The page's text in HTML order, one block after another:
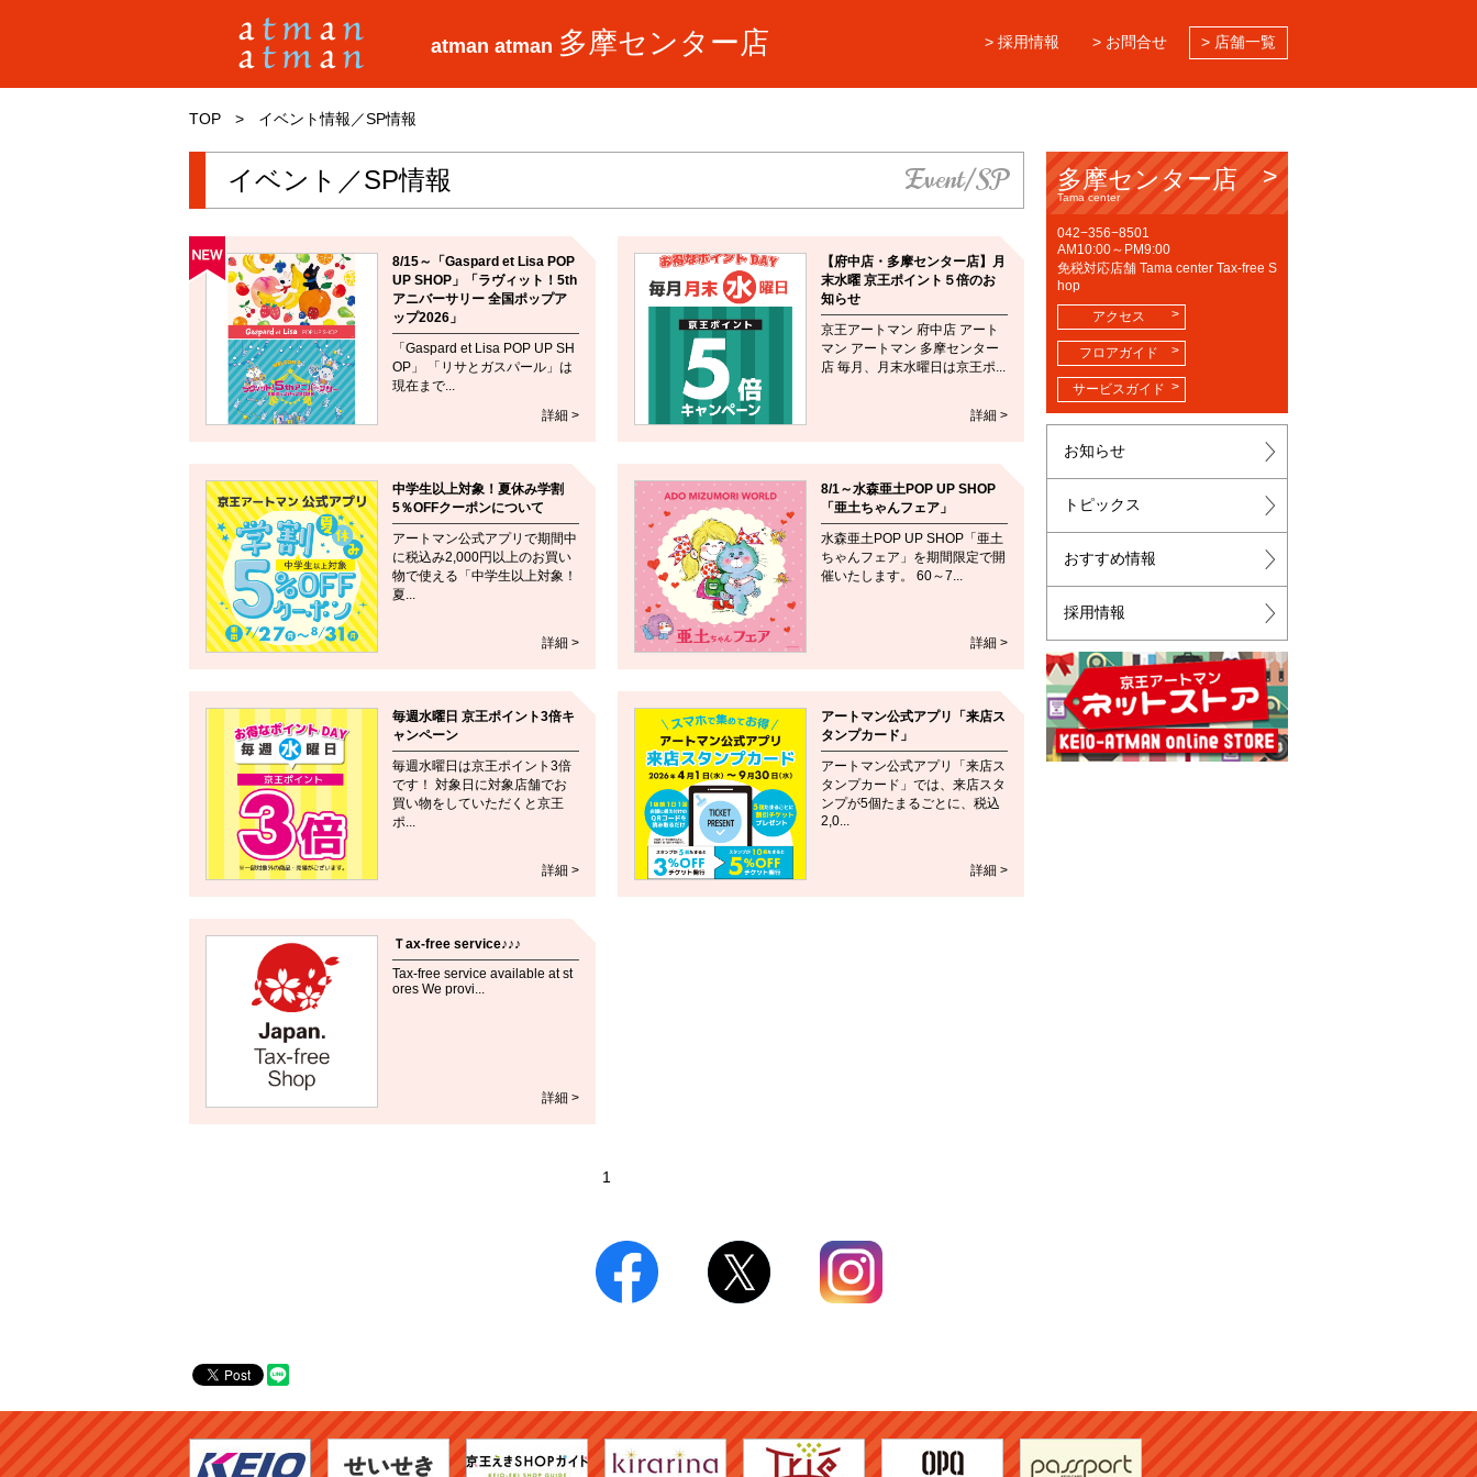
atman atman 多摩センター店 > 採用情報 > お問合せ > 店舗一覧
TOP > イベント情報／SP情報
イベント／SP情報 Event/SP
8/15～「Gaspard et Lisa POP
UP SHOP」「ラヴィット！5th
アニバーサリー 全国ポップア
ップ2026」
「Gaspard et Lisa POP UP SH
OP」 「リサとガスパール」は
現在まで...
詳細 >
【府中店・多摩センター店】月
末水曜 京王ポイント５倍のお
知らせ
京王アートマン 府中店 アート
マン アートマン 多摩センター
店 毎月、月末水曜日は京王ポ...
詳細 >
中学生以上対象！夏休み学割
5％OFFクーポンについて
アートマン公式アプリで期間中
に税込み2,000円以上のお買い
物で使える「中学生以上対象！
夏...
詳細 >
8/1～水森亜土POP UP SHOP
「亜土ちゃんフェア」
水森亜土POP UP SHOP「亜土
ちゃんフェア」を期間限定で開
催いたします。 60～7...
詳細 >
毎週水曜日 京王ポイント3倍キ
ャンペーン
毎週水曜日は京王ポイント3倍
です！ 対象日に対象店舗でお
買い物をしていただくと京王
ポ...
詳細 >
アートマン公式アプリ「来店ス
タンプカード」
アートマン公式アプリ「来店ス
タンプカード」では、来店スタ
ンプが5個たまるごとに、税込
2,0...
詳細 >
Ｔax-free service♪♪♪
Tax-free service available at st
ores We provi...
詳細 >
1
多摩センター店
Tama center
042−356−8501
AM10:00～PM9:00
免税対応店舗 Tama center Tax-free S
hop
アクセス
フロアガイド
サービスガイド
お知らせ
トピックス
おすすめ情報
採用情報